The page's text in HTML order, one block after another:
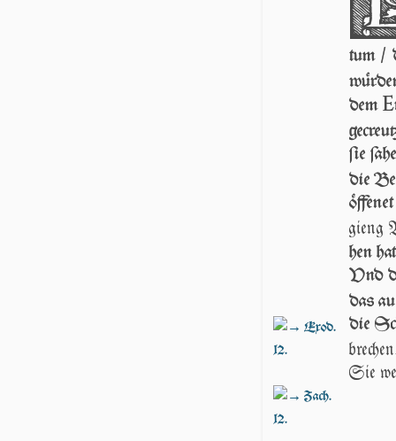
Exod.
12.
Zach.
12.
tum /
dem E
ſie
die
gieng
hen
Vnd
das
die
Sie